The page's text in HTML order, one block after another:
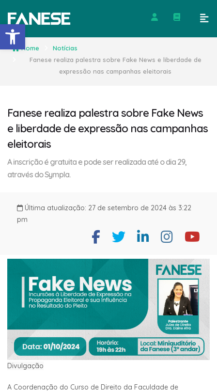
Barra de Ferramentas
Home
Notícias
Fanese realiza palestra sobre Fake News e liberdade de
expressão nas campanhas eleitorais
Fanese realiza palestra sobre Fake News
e liberdade de expressão nas campanhas
eleitorais
A inscrição é gratuita e pode ser realizada até o dia 29,
através do Sympla.
Última atualização: 27 de setembro de 2024 às 3:22
pm
Divulgação
A Coordenação do Curso de Direito da Faculdade de